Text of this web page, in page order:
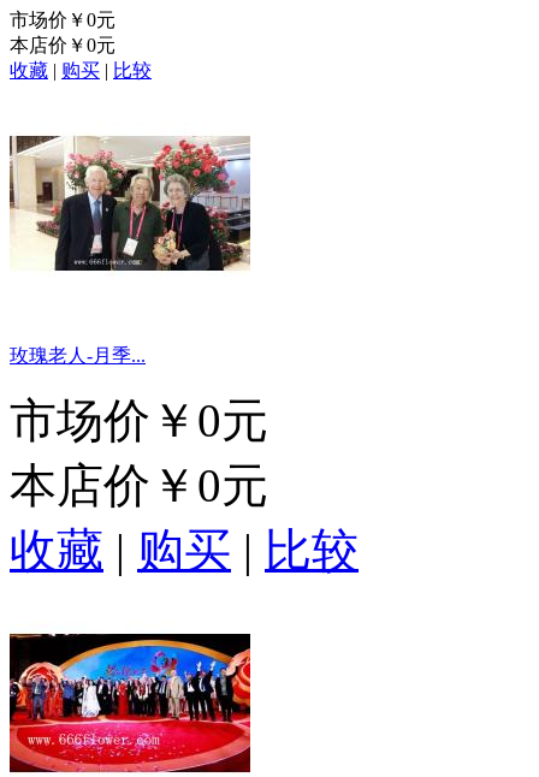
市场价 ￥0元
本店价 ￥0元
收藏 | 购买 | 比较
玫瑰老人-月季...
市场价 ￥0元
本店价 ￥0元
收藏 | 购买 | 比较